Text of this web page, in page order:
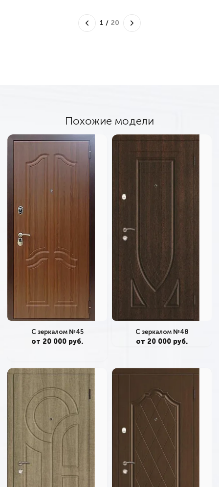
1 / 20
Похожие модели
С зеркалом №45
от 20 000 руб.
С зеркалом №48
от 20 000 руб.